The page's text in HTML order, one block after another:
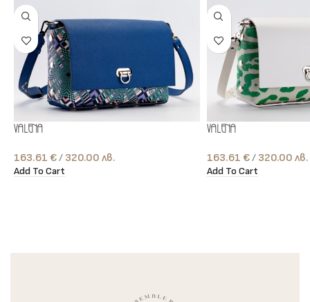
Valena
163.61€ лв.
Add To Cart
Valena
163.61 € лв.
Add To Cart